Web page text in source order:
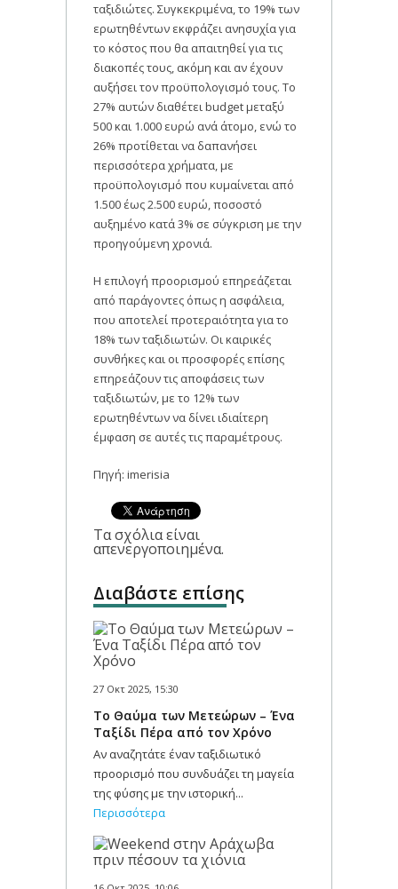
ταξιδιώτες. Συγκεκριμένα, το 19% των
ερωτηθέντων εκφράζει ανησυχία για
το κόστος που θα απαιτηθεί για τις
διακοπές τους, ακόμη και αν έχουν
αυξήσει τον προϋπολογισμό τους. Το
27% αυτών διαθέτει budget μεταξύ
500 και 1.000 ευρώ ανά άτομο, ενώ το
26% προτίθεται να δαπανήσει
περισσότερα χρήματα, με
προϋπολογισμό που κυμαίνεται από
1.500 έως 2.500 ευρώ, ποσοστό
αυξημένο κατά 3% σε σύγκριση με την
προηγούμενη χρονιά.
Η επιλογή προορισμού επηρεάζεται
από παράγοντες όπως η ασφάλεια,
που αποτελεί προτεραιότητα για το
18% των ταξιδιωτών. Οι καιρικές
συνθήκες και οι προσφορές επίσης
επηρεάζουν τις αποφάσεις των
ταξιδιωτών, με το 12% των
ερωτηθέντων να δίνει ιδιαίτερη
έμφαση σε αυτές τις παραμέτρους.
Πηγή: imerisia
Τα σχόλια είναι
απενεργοποιημένα.
Διαβάστε επίσης
27 Οκτ 2025, 15:30
Το Θαύμα των Μετεώρων – Ένα
Ταξίδι Πέρα από τον Χρόνο
Αν αναζητάτε έναν ταξιδιωτικό
προορισμό που συνδυάζει τη μαγεία
της φύσης με την ιστορική...
Περισσότερα